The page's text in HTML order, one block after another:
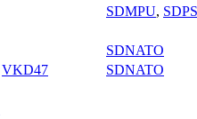
SDMPU,
SDNATO
VKD47
SDNATO